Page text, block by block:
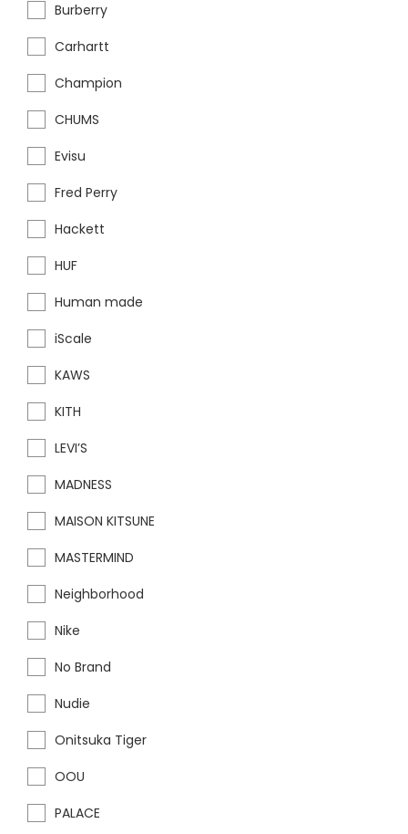
Burberry
Carhartt
Champion
CHUMS
Evisu
Fred Perry
Hackett
HUF
Human made
iScale
KAWS
KITH
LEVI’S
MADNESS
MAISON KITSUNE
MASTERMIND
Neighborhood
Nike
No Brand
Nudie
Onitsuka Tiger
OOU
PALACE